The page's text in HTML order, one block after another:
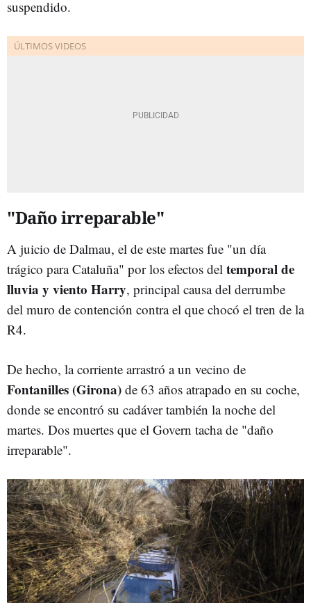
suspendido.
"Daño irreparable"
A juicio de Dalmau, el de este martes fue "un día
trágico para Cataluña" por los efectos del temporal de
lluvia y viento Harry, principal causa del derrumbe
del muro de contención contra el que chocó el tren de la
R4.
De hecho, la corriente arrastró a un vecino de
Fontanilles (Girona) de 63 años atrapado en su coche,
donde se encontró su cadáver también la noche del
martes. Dos muertes que el Govern tacha de "daño
irreparable".